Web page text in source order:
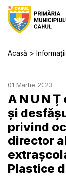
Acasă
01 Martie 2023
A N U N
și
privind
director
Plastice